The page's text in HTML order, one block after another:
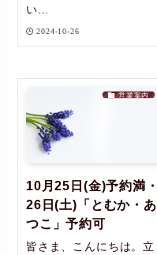
い...
2024-10-26
営業案内
10月25日(金)予約満・
26日(土)「とむか・あ
つこ」予約可
皆さま、こんにちは。立